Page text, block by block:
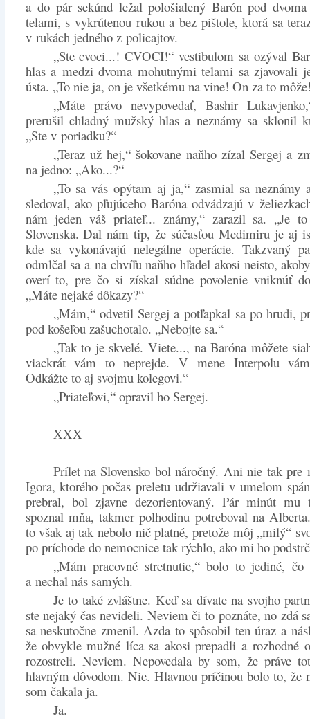
a do pár sekúnd ležal pološialený Barón pod
telami, s vykrútenou rukou a bez pištole, ktorá sa
v rukách jedného z policajtov.
„Ste cvoci...! CVOCI!“ vestibulom sa ozýval
hlas a medzi dvoma mohutnými telami sa zjavovali
ústa. „To nie ja, on je všetkému na vine! On za to
„Máte právo nevypovedať, Bashir
prerušil chladný mužský hlas a neznámy sa sklonil
„Ste v poriadku?“
„Teraz už hej,“ šokovane naňho zízal Sergej a
na jedno: „Ako...?“
„To sa vás opýtam aj ja,“ zasmial sa neznámy
sledoval, ako pľujúceho Baróna odvádzajú v
nám jeden váš priateľ... známy,“ zarazil sa. „Je
Slovenska. Dal nám tip, že súčasťou Medimiru je aj
kde sa vykonávajú nelegálne operácie. Takzvaný
odmlčal sa a na chvíľu naňho hľadel akosi neisto,
overí to, pre čo si získal súdne povolenie vniknúť
„Máte nejaké dôkazy?“
„Mám,“ odvetil Sergej a potľapkal sa po hrudi,
pod košeľou zašuchotalo. „Nebojte sa.“
„Tak to je skvelé. Viete..., na Baróna môžete
viackrát vám to neprejde. V mene Interpolu
Odkážte to aj svojmu kolegovi.“
„Priateľovi,“ opravil ho Sergej.
XXX
Prílet na Slovensko bol náročný. Ani nie tak pre
Igora, ktorého počas preletu udržiavali v umelom
prebral, bol zjavne dezorientovaný. Pár minút mu
spoznal mňa, takmer polhodinu potreboval na
to však aj tak nebolo nič platné, pretože môj „milý“
po príchode do nemocnice tak rýchlo, ako mi ho
„Mám pracovné stretnutie,“ bolo to jediné,
a nechal nás samých.
Je to také zvláštne. Keď sa dívate na svojho
ste nejaký čas nevideli. Neviem či to poznáte, no zdá
sa neskutočne zmenil. Azda to spôsobil ten úraz a
že obvykle mužné líca sa akosi prepadli a rozhodné
rozostreli. Neviem. Nepovedala by som, že práve
hlavným dôvodom. Nie. Hlavnou príčinou bolo to, že
som čakala ja.
Ja.